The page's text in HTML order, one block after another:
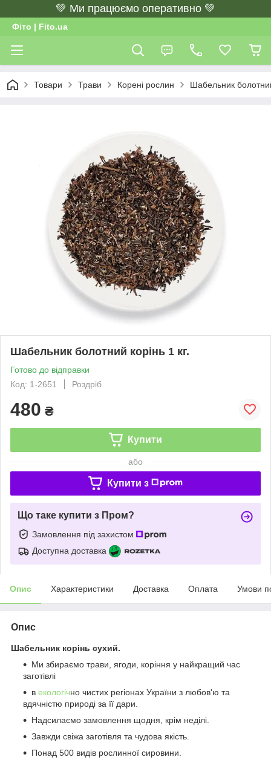
💚 Ми працюємо оперативно 💚
Фіто | Fito.ua
Товари Трави Корені рослин Шабельник
Шабельник болотний корінь 1 кг.
Готово до відправки
Код: 1-2651
Роздріб
480 ₴
Купити
або
Купити з
Що таке купити з Пром?
Замовлення під захистом
Доступна доставка
Опис Характеристики Доставка Оплата Умови
Опис
Шабельник корінь сухий.
Ми збираємо трави, ягоди, коріння у найкращий час
заготівлі
в екологічно чистих регіонах України з любов'ю та
вдячністю природі за її дари.
Надсилаємо замовлення щодня, крім неділі.
Завжди свіжа заготівля та чудова якість.
Понад 500 видів рослинної сировини.